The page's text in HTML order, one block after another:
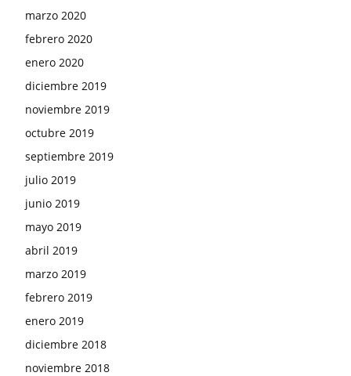
marzo 2020
febrero 2020
enero 2020
diciembre 2019
noviembre 2019
octubre 2019
septiembre 2019
julio 2019
junio 2019
mayo 2019
abril 2019
marzo 2019
febrero 2019
enero 2019
diciembre 2018
noviembre 2018